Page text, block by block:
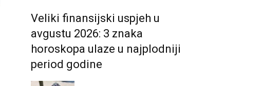
Veliki finansijski uspjeh u
avgustu 2026: 3 znaka
horoskopa ulaze u najplodniji
period godine